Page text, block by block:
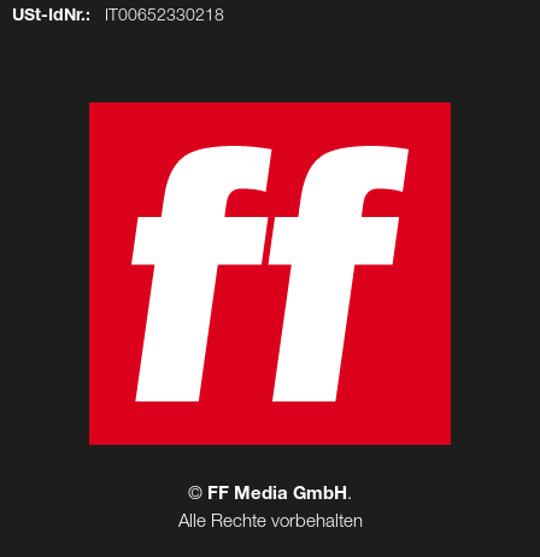
USt-IdNr.: IT00652330218
© FF Media GmbH .
Alle Rechte vorbehalten